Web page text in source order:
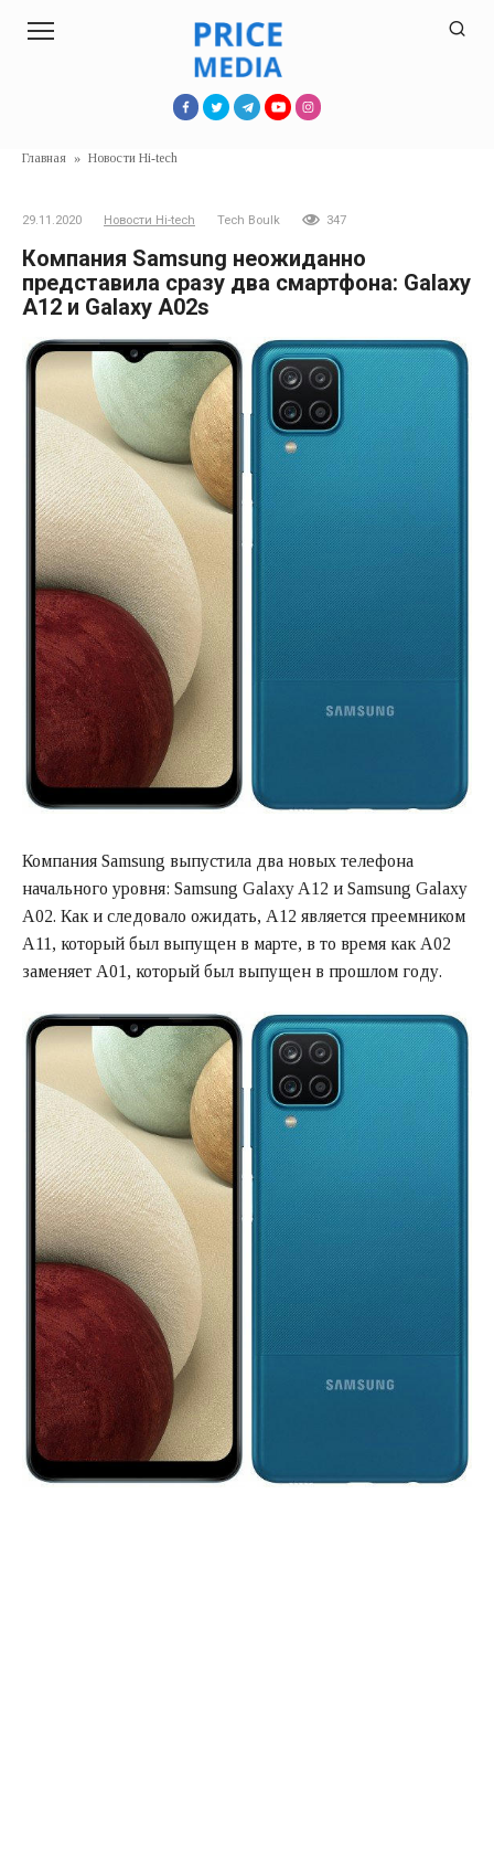
Главная » Новости Hi-tech
29.11.2020 Новости Hi-tech Tech Boulk 347
Компания Samsung неожиданно
представила сразу два смартфона: Galaxy
A12 и Galaxy A02s
Компания Samsung выпустила два новых телефона
начального уровня: Samsung Galaxy A12 и Samsung Galaxy
A02. Как и следовало ожидать, A12 является преемником
A11, который был выпущен в марте, в то время как A02
заменяет A01, который был выпущен в прошлом году.